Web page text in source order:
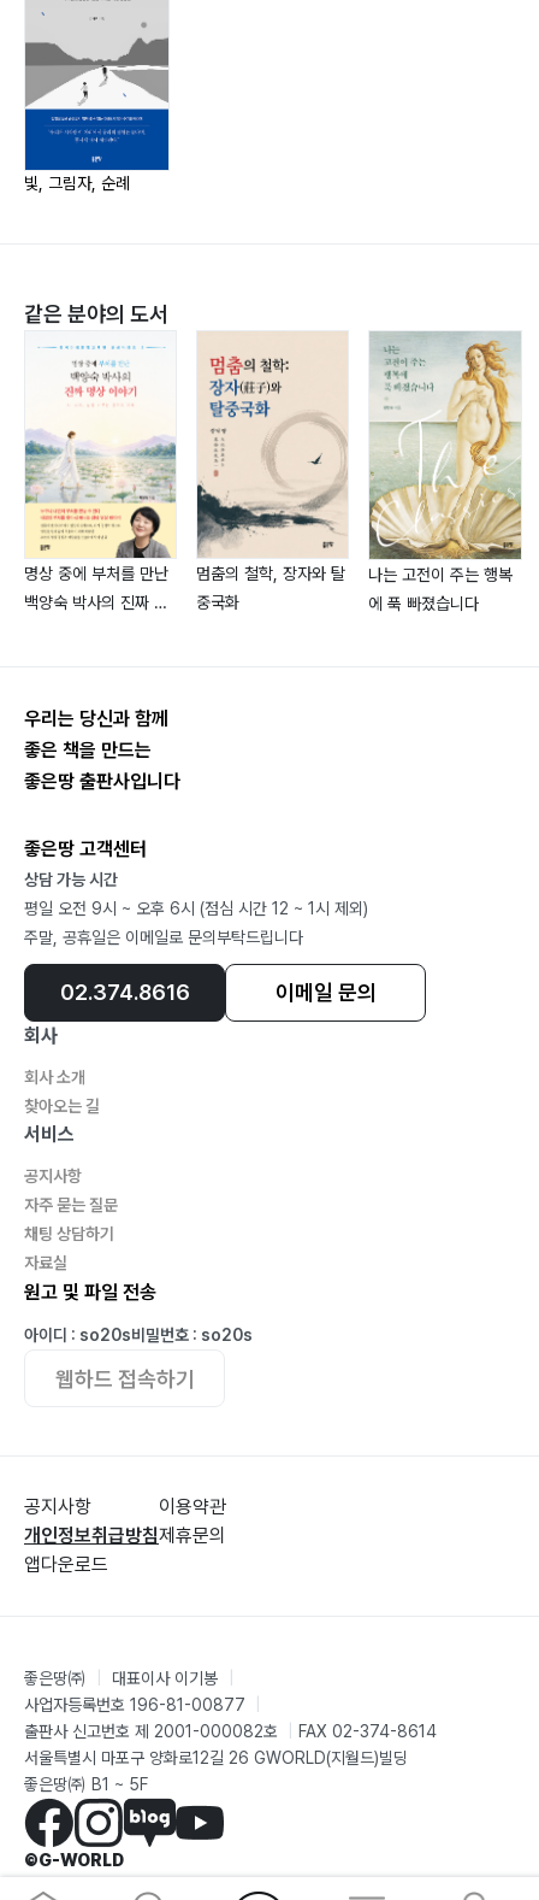
이다. 초등부터 고등학교 과정까지 학생들을 직접 지도하
며, 한 존재가 독립된 주체로 성장하는 과정을 깊이 있게
관찰해 왔다. 급변하는 환경 속에서 아이들의 성장이 점점
더 어려워지는 현실을 직시하며, 하나둘셋 발달론을 바탕
으로 여전히 현장에서 학생들과 만나고 있다.
빛, 그림자, 순례
같은 분야의 도서
명상 중에 부처를 만난
백양숙 박사의 진짜 명
멈춤의 철학, 장자와 탈
중국화
나는 고전이 주는 행복
에 푹 빠졌습니다
우리는 당신과 함께
좋은 책을 만드는
좋은땅 출판사입니다
좋은땅 고객센터
상담 가능 시간
평일 오전 9시 ~ 오후 6시 (점심 시간 12 ~ 1시 제외)
주말, 공휴일은 이메일로 문의부탁드립니다
02.374.8616 이메일 문의
회사
회사 소개
찾아오는 길
서비스
공지사항
자주 묻는 질문
채팅 상담하기
자료실
원고 및 파일 전송
아이디 : so20s비밀번호 : so20s
웹하드 접속하기
공지사항
개인정보취급방침
앱다운로드
이용약관
제휴문의
좋은땅㈜ 대표이사 이기봉
사업자등록번호 196-81-00877
출판사 신고번호 제 2001-000082호
FAX 02-374-8614
서울특별시 마포구 양화로12길 26 GWORLD(지월드)빌딩
좋은땅㈜ B1 ~ 5F
©G-WORLD